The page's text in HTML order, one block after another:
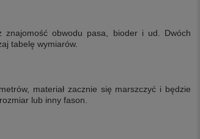
znajomość obwodu pasa, bioder i ud. Dwóch
tabelę wymiarów.
materiał zacznie się marszczyć i będzie
lub inny fason.